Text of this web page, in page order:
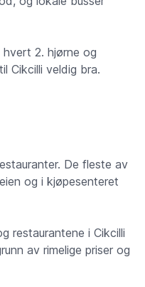
hvert 2. hjørne og
Cikcilli veldig bra.
De fleste av
og i kjøpesenteret
restaurantene i Cikcilli
av rimelige priser og